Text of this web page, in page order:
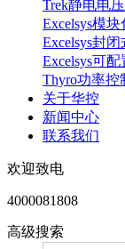
Trek静电电
Excelsys模
Excelsys封
Excelsys可
Thyro功率控
关于华控
新闻中心
联系我们
欢迎致电
4000081808
高级搜索